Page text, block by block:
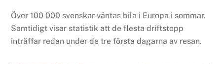
Över 100 000 svenskar väntas bila i Europa i sommar.
Samtidigt visar statistik att de flesta driftstopp
inträffar redan under de tre första dagarna av resan.